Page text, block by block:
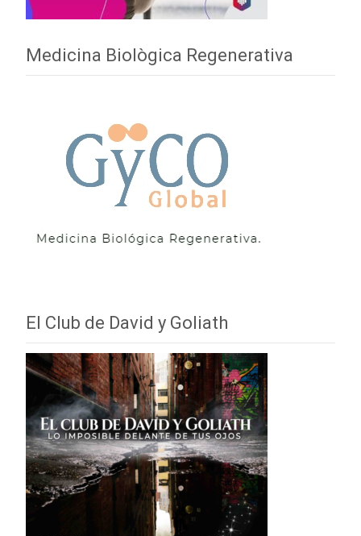
Medicina Biològica Regenerativa
El Club de David y Goliath